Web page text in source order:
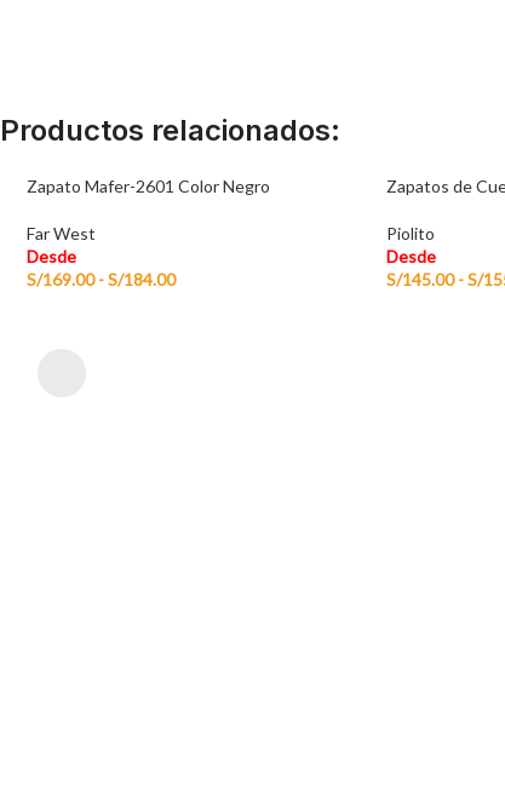
Productos relacionados:
Zapato Mafer-2601 Color Negro
Far West
Desde
S/169.00 -S/184.00
Zapatos de
Piolito
Desde
S/145.00 -S/